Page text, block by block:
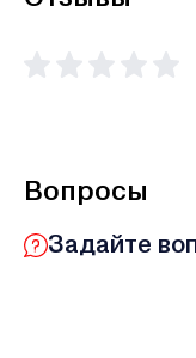
Вопросы
Задайте